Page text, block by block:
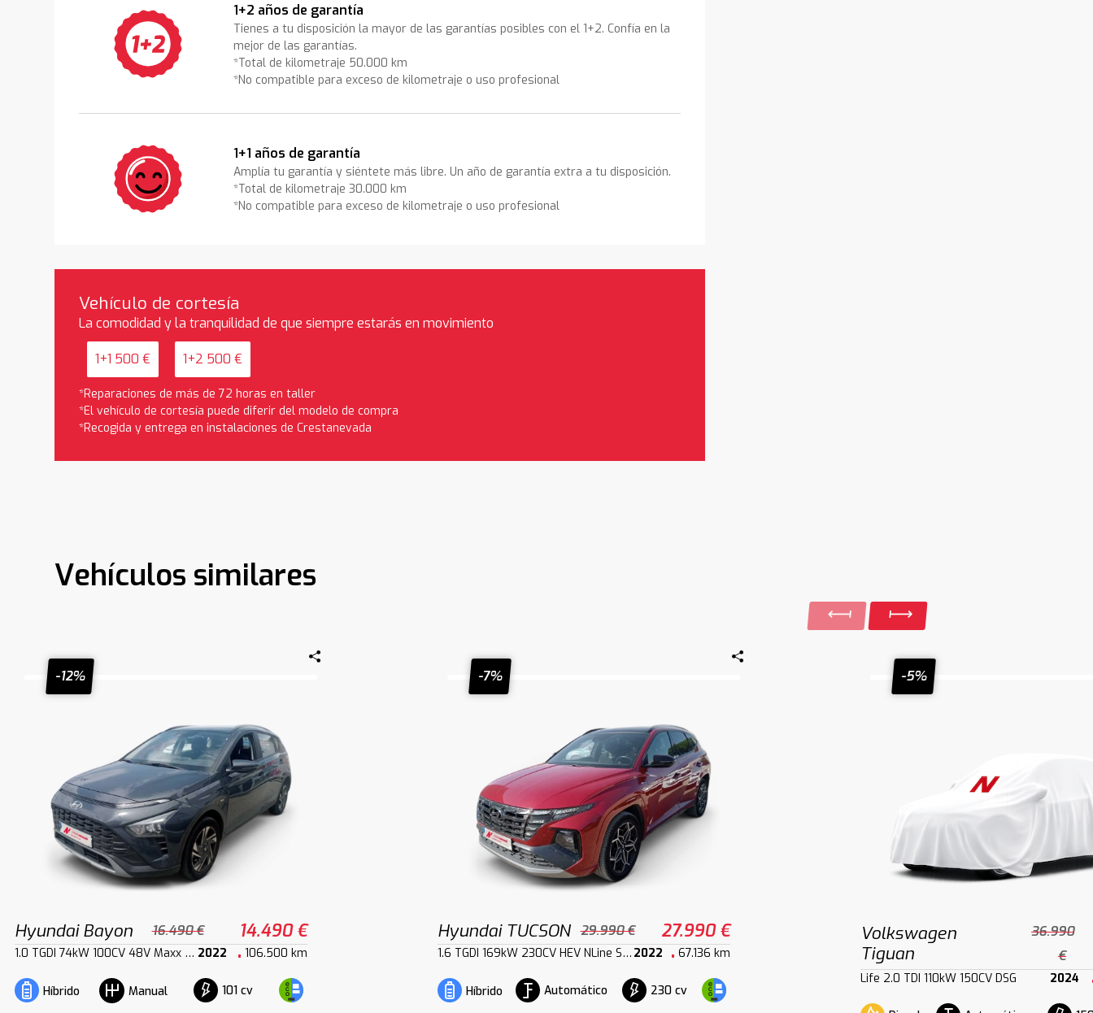
1+2 años de garantía
Tienes a tu disposición la mayor de las garantías posibles con el 1+2. Confía en la
mejor de las garantías.
*Total de kilometraje 50.000 km
*No compatible para exceso de kilometraje o uso profesional
1+1 años de garantía
Amplía tu garantía y siéntete más libre. Un año de garantía extra a tu disposición.
*Total de kilometraje 30.000 km
*No compatible para exceso de kilometraje o uso profesional
Vehículo de cortesía
La comodidad y la tranquilidad de que siempre estarás en movimiento
1+1 500 € 1+2 500 €
*Reparaciones de más de 72 horas en taller
*El vehículo de cortesía puede diferir del modelo de compra
*Recogida y entrega en instalaciones de Crestanevada
Vehículos similares
-12%
Hyundai Bayon 16.490 € 14.490 €
1.0 TGDI 74kW 100CV 48V Maxx DCT 2022 106.500 km
Híbrido Manual 101 cv
-7%
Hyundai TUCSON 29.990 € 27.990 €
1.6 TGDI 169kW 230CV HEV NLine Sky AT 2022 67.136 km
Híbrido Automático 230 cv
-5%
Volkswagen
Tiguan
36.990
€
Life 2.0 TDI 110kW 150CV DSG 2024